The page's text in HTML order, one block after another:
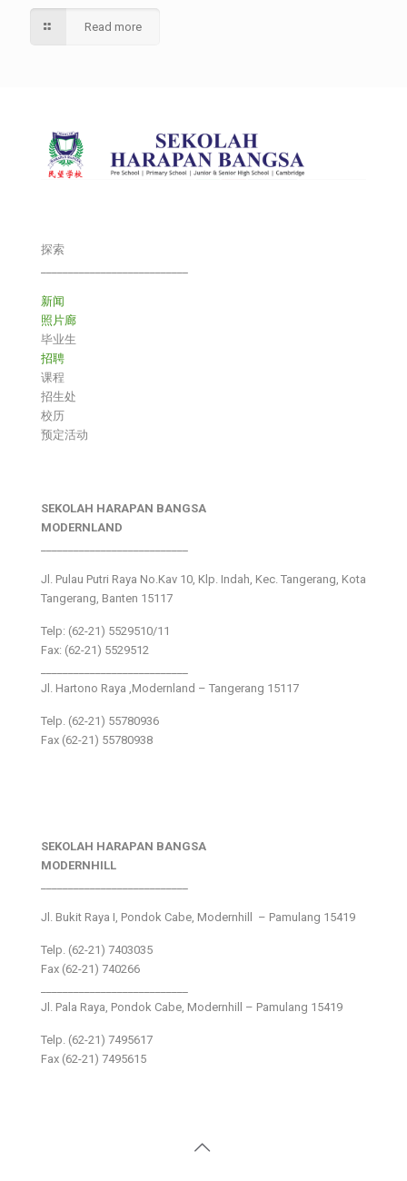
Read more
探索
新闻
照片廊
毕业生
招聘
课程
招生处
校历
预定活动
SEKOLAH HARAPAN BANGSA
MODERNLAND
Jl. Pulau Putri Raya No.Kav 10, Klp. Indah, Kec. Tangerang, Kota
Tangerang, Banten 15117
Telp: (62-21) 5529510/11
Fax: (62-21) 5529512
Jl. Hartono Raya ,Modernland – Tangerang 15117
Telp. (62-21) 55780936
Fax (62-21) 55780938
SEKOLAH HARAPAN BANGSA
MODERNHILL
Jl. Bukit Raya I, Pondok Cabe, Modernhill – Pamulang 15419
Telp. (62-21) 7403035
Fax (62-21) 740266
Jl. Pala Raya, Pondok Cabe, Modernhill – Pamulang 15419
Telp. (62-21) 7495617
Fax (62-21) 7495615